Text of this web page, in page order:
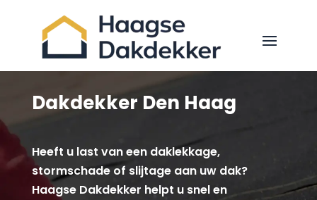
Dakdekker Den Haag
Heeft u last van een daklekkage,
stormschade of slijtage aan uw dak?
Haagse Dakdekker helpt u snel en